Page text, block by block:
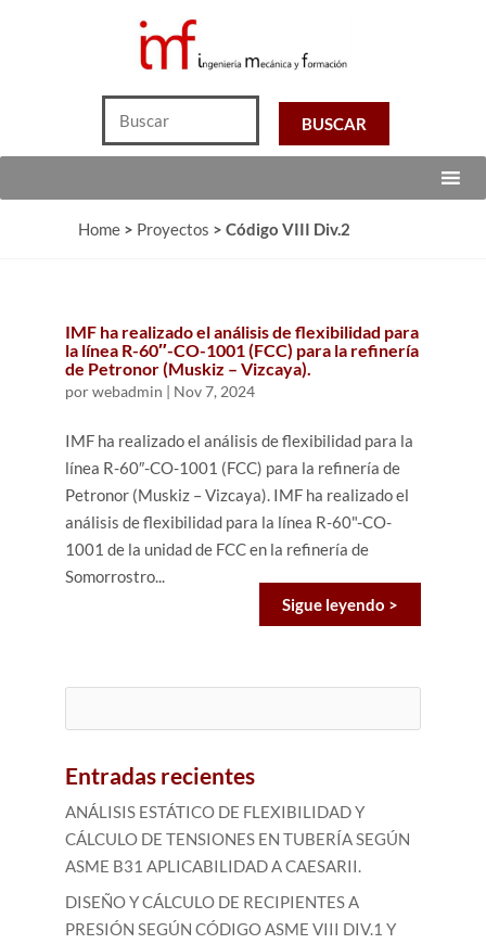
Home> Proyectos > Código VIII Div.2
IMF ha realizado el análisis de flexibilidad para
la línea R-60″-CO-1001 (FCC) para la refinería
de Petronor (Muskiz – Vizcaya).
porwebadmin | Nov 7, 2024
IMF ha realizado el análisis de flexibilidad para la
línea R-60″-CO-1001 (FCC) para la refinería de
Petronor (Muskiz – Vizcaya). IMF ha realizado el
análisis de flexibilidad para la línea R-60"-CO-
1001 de la unidad de FCC en la refinería de
Somorrostro...
Sigue leyendo >
Entradas recientes
ANÁLISIS ESTÁTICO DE FLEXIBILIDAD Y
CÁLCULO DE TENSIONES EN TUBERÍA SEGÚN
ASME B31 APLICABILIDAD A CAESARII.
DISEÑO Y CÁLCULO DE RECIPIENTES A
PRESIÓN SEGÚN CÓDIGO ASME VIII DIV.1 Y